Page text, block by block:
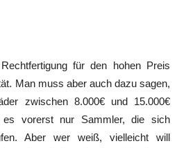
für den hohen Preis
Man muss aber auch dazu sagen,
zwischen 8.000€ und 15.000€
es vorerst nur Sammler, die sich
Aber wer weiß, vielleicht will